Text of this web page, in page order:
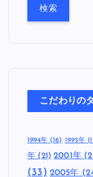
こだわりの
1994年(16) 1995年
年 (21) 2001年
(33) 2005年